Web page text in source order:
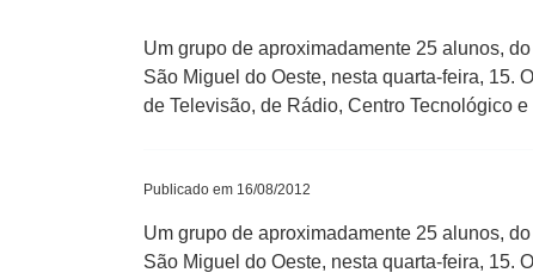
Um grupo de aproximadamente 25 alunos,
São Miguel do Oeste, nesta quarta-feira, 15.
de Televisão, de Rádio, Centro Tecnológico
Publicado em 16/08/2012
Um grupo de aproximadamente 25 alunos,
São Miguel do Oeste, nesta quarta-feira, 15.